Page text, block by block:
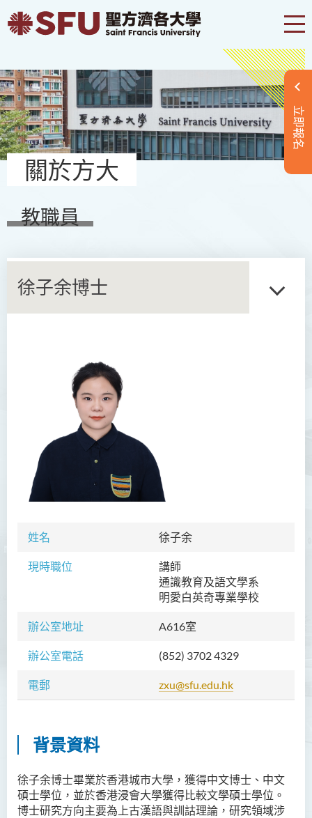
立即報名
關於方大
教職員
徐子余博士
姓名 徐子余
現時職位
講師
通識教育及語文學系
明愛白英奇專業學校
辦公室地址 A616室
辦公室電話 (852) 3702 4329
電郵 zxu@sfu.edu.hk
背景資料
徐子余博士畢業於香港城市大學，獲得中文博士、中文
碩士學位，並於香港浸會大學獲得比較文學碩士學位。
博士研究方向主要為上古漢語與訓詁理論，研究領域涉
教職員
陳善偉教授
英冠球博士
黃炳蔚博士
吳海雅博士
李志權博士
官福然先生
蔡清衍先生
劉學言先生
詹嘉文博士